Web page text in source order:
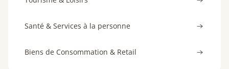
Santé & Services à la personne
Biens de Consommation & Retail